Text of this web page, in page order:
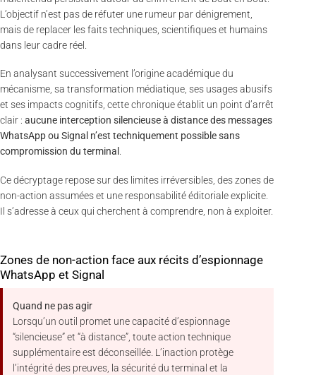
L’objectif n’est pas de réfuter une rumeur par dénigrement,
mais de replacer les faits techniques, scientifiques et humains
dans leur cadre réel.
En analysant successivement l’origine académique du
mécanisme, sa transformation médiatique, ses usages abusifs
et ses impacts cognitifs, cette chronique établit un point d’arrêt
clair : aucune interception silencieuse à distance des messages
WhatsApp ou Signal n’est techniquement possible sans
compromission du terminal .
Ce décryptage repose sur des limites irréversibles, des zones de
non-action assumées et une responsabilité éditoriale explicite.
Il s’adresse à ceux qui cherchent à comprendre, non à exploiter.
Zones de non-action face aux récits d’espionnage
WhatsApp et Signal
Quand ne pas agir
Lorsqu’un outil promet une capacité d’espionnage
“silencieuse” et “à distance”, toute action technique
supplémentaire est déconseillée. L’inaction protège
l’intégrité des preuves, la sécurité du terminal et la